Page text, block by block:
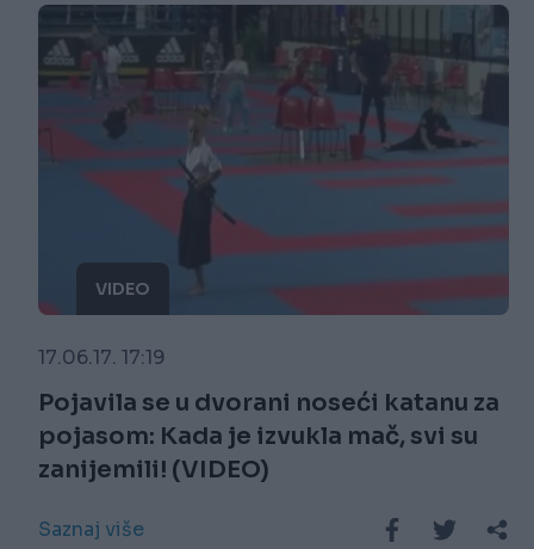
VIDEO
17.06.17. 17:19
Pojavila se u dvorani noseći katanu za
pojasom: Kada je izvukla mač, svi su
zanijemili! (VIDEO)
Saznaj više